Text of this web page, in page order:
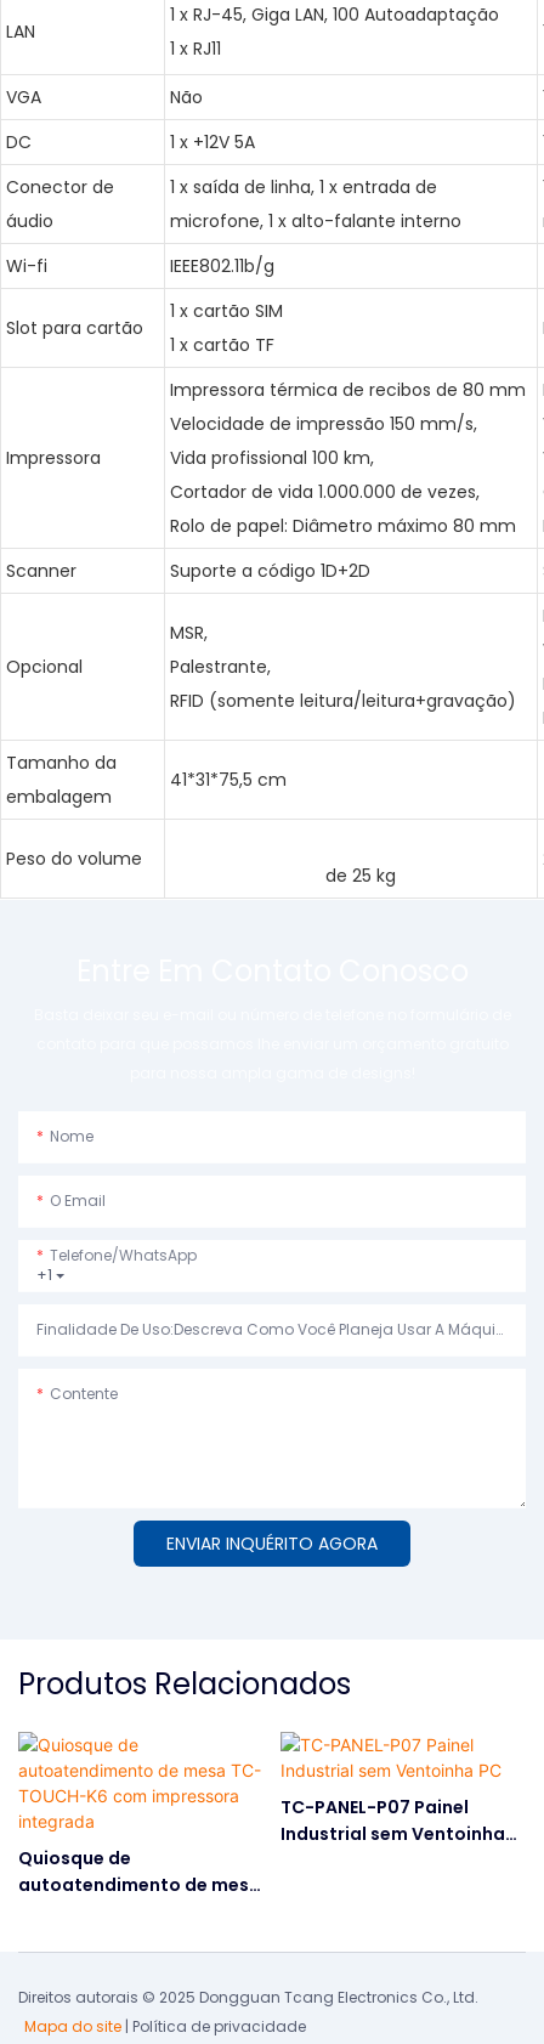
LAN
1 x RJ-45, Giga LAN, 100 Autoadaptação
1 x RJ11
VGA Não
DC
1 x +12V 5A
Conector de
áudio
1 x saída de linha, 1 x entrada de
microfone, 1 x alto-falante interno
Wi-fi
IEEE802.11b/g
Slot para cartão
1 x cartão SIM
1 x cartão TF
Impressora
Impressora térmica de recibos de 80 mm
Velocidade de impressão 150 mm/s,
Vida profissional 100 km,
Cortador de vida 1.000.000 de vezes,
Rolo de papel: Diâmetro máximo 80 mm
Scanner
Suporte a código 1D+2D
Opcional
MSR,
Palestrante,
RFID (somente leitura/leitura+gravação)
Tamanho da
embalagem
41*31*75,5 cm
Peso do volume
de 25 kg
Nome
O Email
+1
Telefone/WhatsApp
Finalidade De Uso:Descreva Como Você Planeja Usar A Máquina.
Contente
ENVIAR INQUÉRITO AGORA
Produtos Relacionados
Quiosque de
autoatendimento de mesa
TC-PANEL-P07 Painel
Industrial sem Ventoinha
Direitos autorais © 2025 Dongguan Tcang Electronics Co., Ltd.
Mapa do site | Política de privacidade